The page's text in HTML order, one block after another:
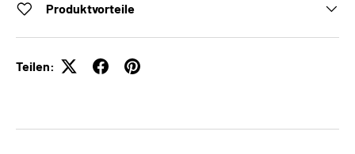
Produktvorteile
Teilen: